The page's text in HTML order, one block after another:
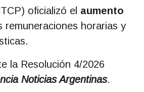
oficializó el aumento
remuneraciones horarias y
la Resolución 4/2026
Noticias Argentinas.